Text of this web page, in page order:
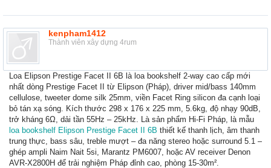
kenpham1412
Thành viên xây dựng 4rum
Loa Elipson Prestige Facet II 6B là loa bookshelf 2-way cao cấp mới
nhất dòng Prestige Facet II từ Elipson (Pháp), driver mid/bass 140mm
cellulose, tweeter dome silk 25mm, viền Facet Ring silicon đa cạnh loại
bỏ tán xạ sóng. Kích thước 298 x 176 x 225 mm, 5.6kg, độ nhạy 90dB,
trở kháng 6Ω, dải tần 55Hz – 25kHz. Là sản phẩm Hi-Fi Pháp, là mẫu
loa bookshelf Elipson Prestige Facet II 6B thiết kế thanh lịch, âm thanh
trung thực, bass sâu, treble mượt – đa năng stereo hoặc surround 5.1 –
ghép ampli Naim Nait 5si, Marantz PM6007, hoặc AV receiver Denon
AVR-X2800H để trải nghiệm Pháp đỉnh cao, phòng 15-30m².